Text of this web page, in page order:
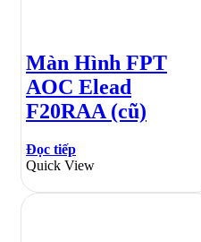
Màn Hình FPT
AOC Elead
F20RAA (cũ)
Đọc tiếp
Quick View